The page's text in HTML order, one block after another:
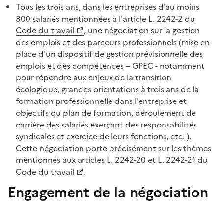
Tous les trois ans, dans les entreprises d'au moins
300 salariés mentionnées à l'article L. 2242-2 du
Code du travail
, une négociation sur la gestion
des emplois et des parcours professionnels (mise en
place d'un dispositif de gestion prévisionnelle des
emplois et des compétences – GPEC - notamment
pour répondre aux enjeux de la transition
écologique, grandes orientations à trois ans de la
formation professionnelle dans l'entreprise et
objectifs du plan de formation, déroulement de
carrière des salariés exerçant des responsabilités
syndicales et exercice de leurs fonctions, etc. ).
Cette négociation porte précisément sur les thèmes
mentionnés aux articles L. 2242-20 et L. 2242-21 du
Code du travail
.
Engagement de la négociation